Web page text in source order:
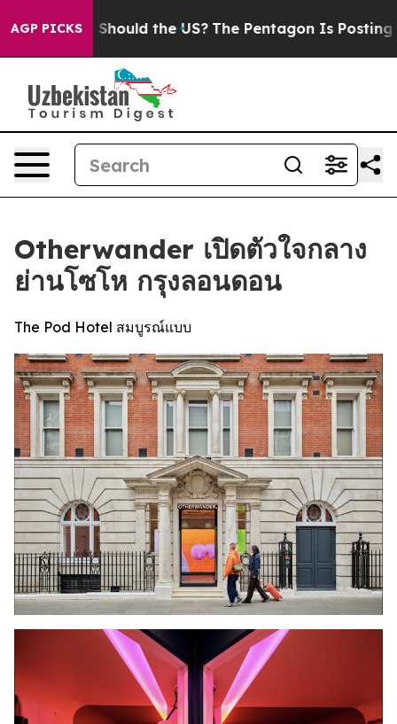
AGP PICKS
Should the US? The Pentagon Is Posting Cryptic
Otherwander เปิดตัวใจกลาง
ย่านโซโห กรุงลอนดอน
The Pod Hotel สมบูรณ์แบบ